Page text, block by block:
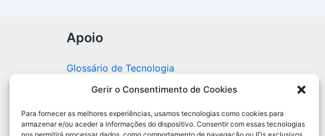
Gerir o Consentimento de Cookies
Para fornecer as melhores experiências, usamos tecnologias como cookies para
armazenar e/ou aceder a informações do dispositivo. Consentir com essas tecnologias
Apoio
Glossário de Tecnologia
Portal editorial independente sobre tecnologia,
PC Gamer e guias práticos.